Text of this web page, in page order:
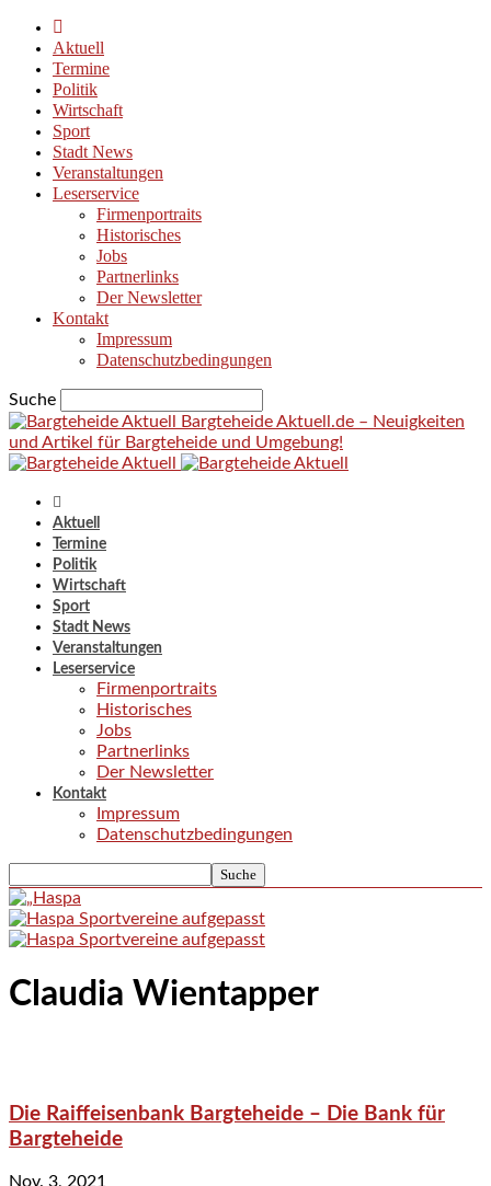
Aktuell
Termine
Politik
Wirtschaft
Sport
Stadt News
Veranstaltungen
Leserservice
Firmenportraits
Historisches
Jobs
Partnerlinks
Der Newsletter
Kontakt
Impressum
Datenschutzbedingungen
Suche
Bargteheide Aktuell.de – Neuigkeiten
und Artikel für Bargteheide und Umgebung!
Aktuell
Termine
Politik
Wirtschaft
Sport
Stadt News
Veranstaltungen
Leserservice
Firmenportraits
Historisches
Jobs
Partnerlinks
Der Newsletter
Kontakt
Impressum
Datenschutzbedingungen
Claudia Wientapper
Die Raiffeisenbank Bargteheide – Die Bank für
Bargteheide
Nov. 3, 2021